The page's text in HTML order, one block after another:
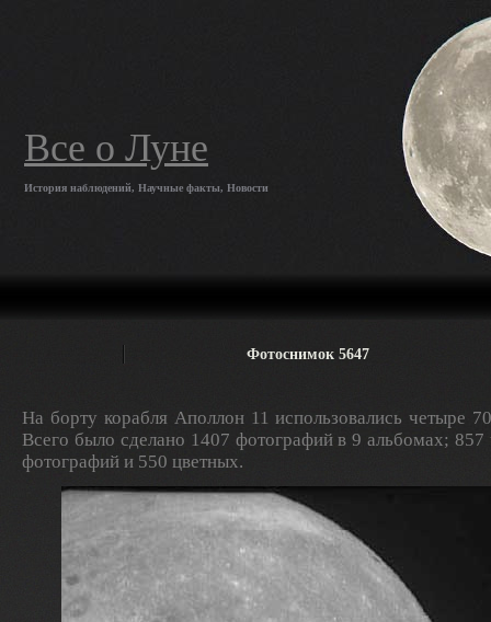
Все о Луне
История наблюдений, Научные факты, Новости
Фотоснимок 5647
На борту корабля Аполлон 11 использовались четыре
Всего было сделано 1407 фотографий в 9 альбомах;
фотографий и 550 цветных.